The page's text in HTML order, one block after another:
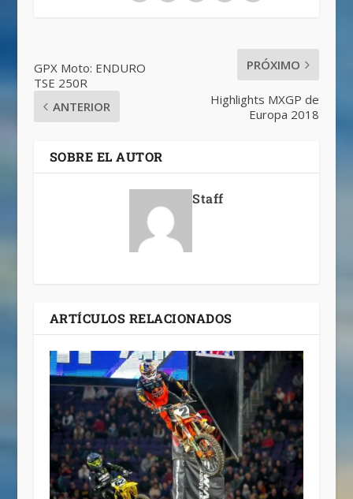
GPX Moto: ENDURO
TSE 250R
ANTERIOR
PRÓXIMO
Highlights MXGP de
Europa 2018
SOBRE EL AUTOR
Staff
ARTÍCULOS RELACIONADOS